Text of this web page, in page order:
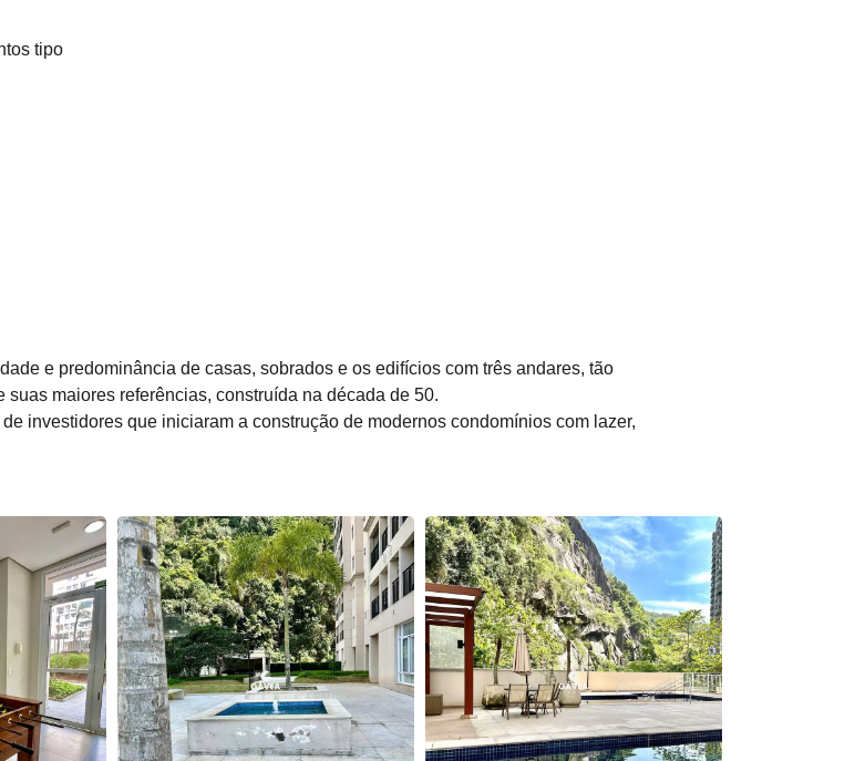
tipo
e predominância de casas, sobrados e os edifícios com três andares, tão
maiores referências, construída na década de 50.
investidores que iniciaram a construção de modernos condomínios com lazer,